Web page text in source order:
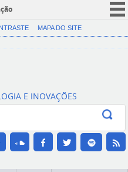
CORONAVÍRUS (COVID-19)
Canais
MAPA DO SITE
E INOVAÇÕES